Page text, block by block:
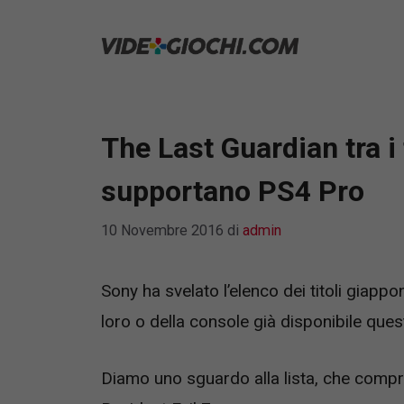
The Last Guardian tra
supportano PS4 Pro
10 Novembre 2016 di admin
Sony ha svelato l’elenco dei titoli
loro o della console già disponibile
Diamo uno sguardo alla lista, che